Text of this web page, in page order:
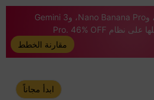
Claude Opus 4.6، وSora 2، وNano Banana Pro، وGemini 3
مقارنة الخطط
ابدأ مجاناً